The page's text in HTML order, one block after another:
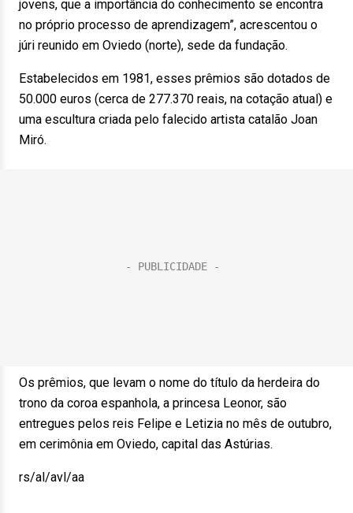
jovens, que a importância do conhecimento se encontra
no próprio processo de aprendizagem”, acrescentou o
júri reunido em Oviedo (norte), sede da fundação.
Estabelecidos em 1981, esses prêmios são dotados de
50.000 euros (cerca de 277.370 reais, na cotação atual) e
uma escultura criada pelo falecido artista catalão Joan
Miró.
Os prêmios, que levam o nome do título da herdeira do
trono da coroa espanhola, a princesa Leonor, são
entregues pelos reis Felipe e Letizia no mês de outubro,
em cerimônia em Oviedo, capital das Astúrias.
rs/al/avl/aa